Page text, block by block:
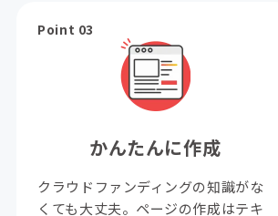
Point 03
かんたんに作成
クラウドファンディングの知識がな
くても大丈夫。ページの作成はテキ